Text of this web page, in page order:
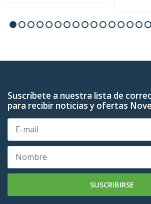
Suscríbete a nuestra lista de
para recibir noticias y ofertas
SUSCRIBIRSE